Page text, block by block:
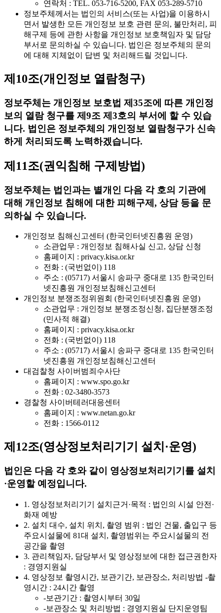
연락처 : TEL. 053-716-5200, FAX 053-289-5710
정보주체께서는 법인의 서비스(또는 사업)을 이용하시
면서 발생한 모든 개인정보 보호 관련 문의, 불만처리, 피
해구제 등에 관한 사항을 개인정보 보호책임자 및 담당
부서로 문의하실 수 있습니다. 법인은 정보주체의 문의
에 대해 지체없이 답변 및 처리해드릴 것입니다.
제10조(개인정보 열람청구)
정보주체는 개인정보 보호법 제35조에 따른 개인정
보의 열람 청구를 제9조 제3호의 부서에 할 수 있습
니다. 법인은 정보주체의 개인정보 열람청구가 신속
하게 처리되도록 노력하겠습니다.
제11조(권익침해 구제방법)
정보주체는 법인과는 별개인 다음 각 호의 기관에
대해 개인정보 침해에 대한 피해구제, 상담 등을 문
의하실 수 있습니다.
개인정보 침해신고센터 (한국인터넷진흥원 운영)
소관업무 : 개인정보 침해사실 신고, 상담 신청
홈페이지 : privacy.kisa.or.kr
전화 : (국번없이) 118
주소 : (05717) 서울시 송파구 중대로 135 한국인터
넷진흥원 개인정보침해신고센터
개인정보 분쟁조정위원회 (한국인터넷진흥원 운영)
소관업무 : 개인정보 분쟁조정신청, 집단분쟁조정
(민사적 해결)
홈페이지 : privacy.kisa.or.kr
전화 : (국번없이) 118
주소 : (05717) 서울시 송파구 중대로 135 한국인터
넷진흥원 개인정보침해신고센터
대검찰청 사이버범죄수사단
홈페이지 : www.spo.go.kr
전화 : 02-3480-3573
경찰청 사이버테러대응센터
홈페이지 : www.netan.go.kr
전화 : 1566-0112
제12조(영상정보처리기기 설치·운영)
법인은 다음 각 호와 같이 영상정보처리기기를 설치
·운영할 예정입니다.
1. 영상정보처리기기 설치근거·목적 : 법인의 시설 안전·
화재 예방
2. 설치 대수, 설치 위치, 촬영 범위 : 법인 건물, 출입구 등
주요시설물에 81대 설치, 촬영범위는 주요시설물의 전
공간을 촬영
3. 관리책임자, 담당부서 및 영상정보에 대한 접근권한자
: 경영지원실
4. 영상정보 촬영시간, 보관기간, 보관장소, 처리방법 -촬
영시간 : 24시간 촬영
-보관기간 : 촬영시부터 30일
-보관장소 및 처리방법 : 경영지원실 단지운영팀